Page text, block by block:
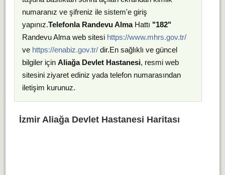
numaranız ve şifreniz ile sistem'e giriş
yapınız.Telefonla Randevu AlmaHattı "182"
Randevu Alma web sitesi https://www.mhrs.gov.tr/
ve https://enabiz.gov.tr/dir.En sağlıklı ve güncel
bilgiler için Aliağa Devlet Hastanesi, resmi web
sitesini ziyaret ediniz yada telefon numarasından
iletişim kurunuz.
İzmir Aliağa Devlet Hastanesi Haritası